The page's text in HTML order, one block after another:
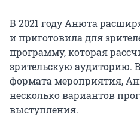
В 2021 году Анюта
и приготовила для
программу, которая
зрительскую аудиторию.
формата мероприятия,
несколько вариантов
выступления.